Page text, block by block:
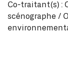
Co-traitant(s) :
scénographe /